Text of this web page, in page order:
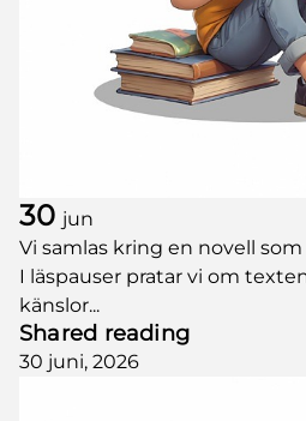
30 jun
Vi samlas kring en novell
I läspauser pratar vi om
känslor...
Shared reading
30 juni, 2026